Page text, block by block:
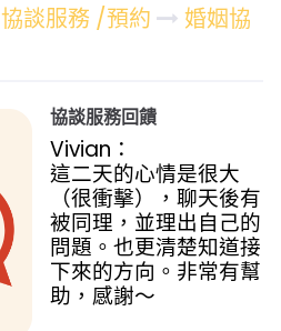
協談服務 /預約
婚姻協
協談服務回饋
Vivian：
這二天的心情是很大
（很衝擊），聊天後有
被同理，並理出自己的
問題。也更清楚知道接
下來的方向。非常有幫
助，感謝～